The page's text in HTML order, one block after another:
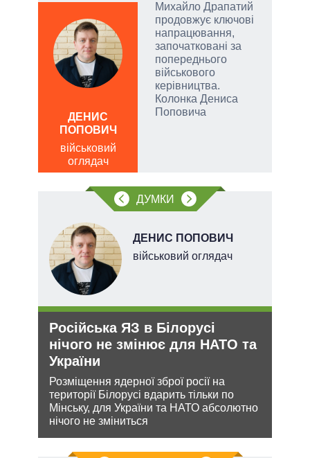
Михайло Драпатий
продовжує ключові
напрацювання,
започатковані за
попереднього
військового
керівництва.
Колонка Дениса
Поповича
ДЕНИС
ПОПОВИЧ
військовий
оглядач
ДУМКИ
ДЕНИС ПОПОВИЧ
військовий оглядач
Російська ЯЗ в Білорусі
нічого не змінює для НАТО та
України
Розміщення ядерної зброї росії на
території Білорусі вдарить тільки по
Мінську, для України та НАТО абсолютно
нічого не зміниться